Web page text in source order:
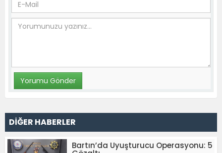
DİĞER HABERLER
Bartın’da Uyuşturucu Operasyonu: 5